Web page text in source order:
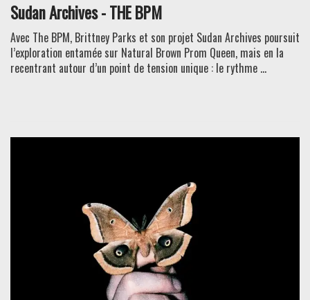
Sudan Archives - THE BPM
Avec The BPM, Brittney Parks et son projet Sudan Archives poursuit
l’exploration entamée sur Natural Brown Prom Queen, mais en la
recentrant autour d’un point de tension unique : le rythme ...